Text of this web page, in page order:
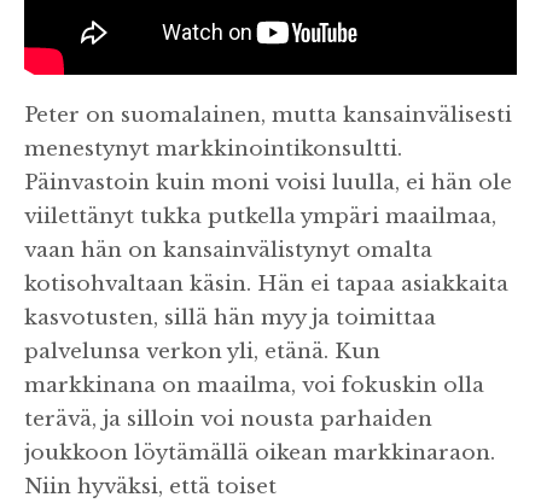
Peter on suomalainen, mutta kansainvälisesti
menestynyt markkinointikonsultti.
Päinvastoin kuin moni voisi luulla, ei hän ole
viilettänyt tukka putkella ympäri maailmaa,
vaan hän on kansainvälistynyt omalta
kotisohvaltaan käsin. Hän ei tapaa asiakkaita
kasvotusten, sillä hän myy ja toimittaa
palvelunsa verkon yli, etänä. Kun
markkinana on maailma, voi fokuskin olla
terävä, ja silloin voi nousta parhaiden
joukkoon löytämällä oikean markkinaraon.
Niin hyväksi, että toiset